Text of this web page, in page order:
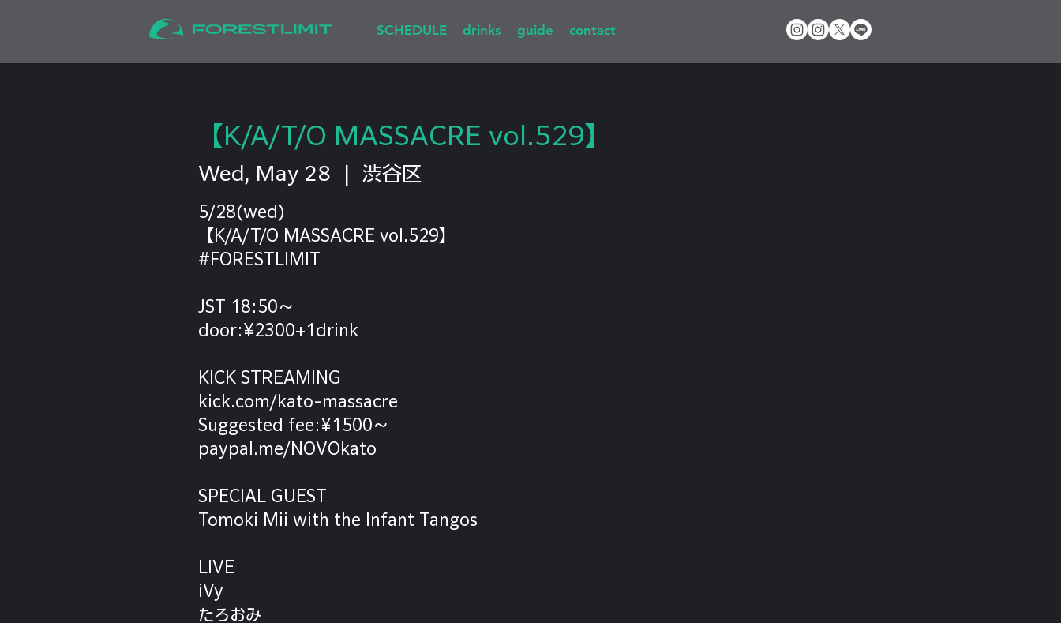
SCHEDULE drinks guide contact
【K/A/T/O MASSACRE vol.529】
Wed, May 28 渋谷区
5/28(wed)
【K/A/T/O MASSACRE vol.529】
#FORESTLIMIT
JST 18:50〜
door:¥2300+1drink
KICK STREAMING
kick.com/kato-massacre
Suggested fee:¥1500〜
paypal.me/NOVOkato
SPECIAL GUEST
Tomoki Mii with the Infant Tangos
LIVE
iVy
たろおみ